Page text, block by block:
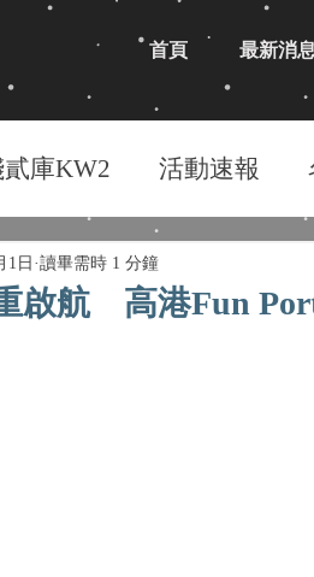
首頁 最新消
庫KW2 活動速報
啟航 高港Fun
1日 讀畢需時 1 分鐘